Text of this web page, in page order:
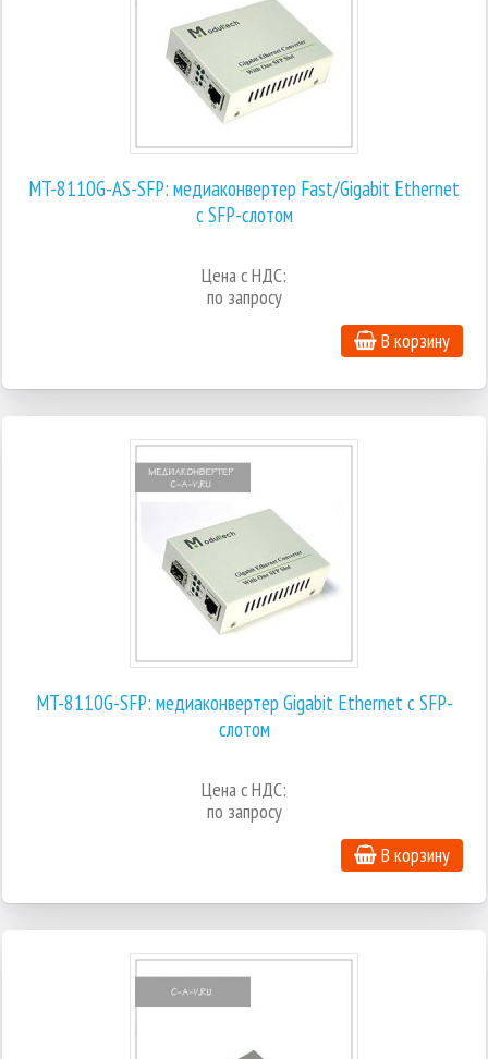
MT-8110G-AS-SFP: медиаконвертер Fast/Gigabit Ethernet
с SFP-слотом
Цена с НДС:
по запросу
В корзину
MT-8110G-SFP: медиаконвертер Gigabit Ethernet с SFP-
слотом
Цена с НДС:
по запросу
В корзину